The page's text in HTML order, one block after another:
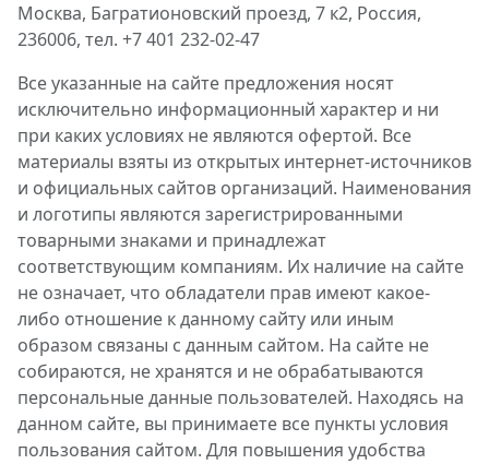
Москва, Багратионовский проезд, 7 к2, Россия,
236006, тел. +7 401 232-02-47
Все указанные на сайте предложения носят
исключительно информационный характер и ни
при каких условиях не являются офертой. Все
материалы взяты из открытых интернет-источников
и официальных сайтов организаций. Наименования
и логотипы являются зарегистрированными
товарными знаками и принадлежат
соответствующим компаниям. Их наличие на сайте
не означает, что обладатели прав имеют какое-
либо отношение к данному сайту или иным
образом связаны с данным сайтом. На сайте не
собираются, не хранятся и не обрабатываются
персональные данные пользователей. Находясь на
данном сайте, вы принимаете все пункты условия
пользования сайтом. Для повышения удобства